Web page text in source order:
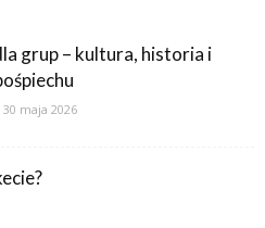
grup – kultura, historia i
30 maja 2026